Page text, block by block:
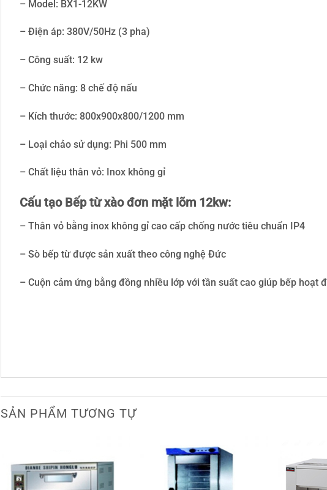
– Model: BX1-12KW
– Điện áp: 380V/50Hz (3 pha)
– Công suất: 12 kw
– Chức năng: 8 chế độ nấu
– Kích thước: 800x900x800/1200 mm
– Loại chảo sử dụng: Phi 500 mm
– Chất liệu thân vỏ: Inox không gỉ
Cấu tạo Bếp từ xào đơn mặt lõm 12kw:
– Thân vỏ bằng inox không gỉ cao cấp chống nước tiêu chuẩn IP4
– Sò bếp từ được sản xuất theo công nghệ Đức
– Cuộn cảm ứng bằng đồng nhiều lớp với tần suất cao giúp bếp hoạt
SẢN PHẨM TƯƠNG TỰ